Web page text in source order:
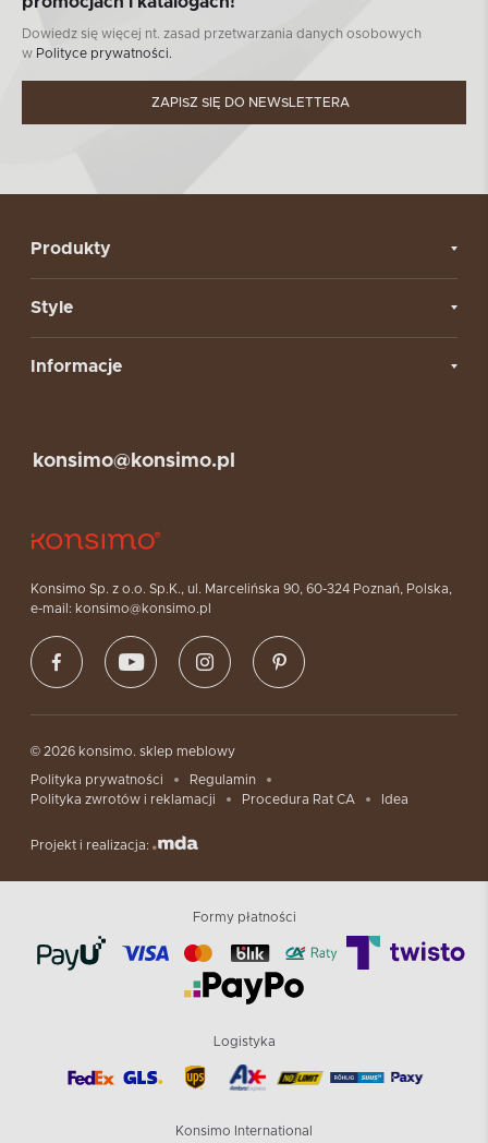
Dowiedz się więcej nt. zasad przetwarzania danych osobowych
w Polityce prywatności.
ZAPISZ SIĘ DO NEWSLETTERA
Produkty
Style
Informacje
Konsimo Sp. z o.o. Sp.K., ul. Marcelińska 90, 60-324 Poznań, Polska,
e-mail: konsimo@konsimo.pl
konsimo@konsimo.pl
© 2026 konsimo. sklep meblowy
Polityka prywatności
Regulamin
Polityka zwrotów i reklamacji
Procedura Rat CA Idea
Projekt i realizacja:
Formy płatności
Logistyka
Konsimo International